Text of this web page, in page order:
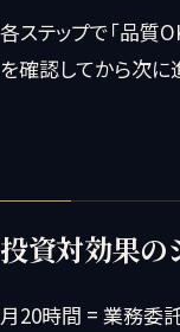
各ステップで「品質
を確認してから次に
投資対効果の
月20時間 = 業務委